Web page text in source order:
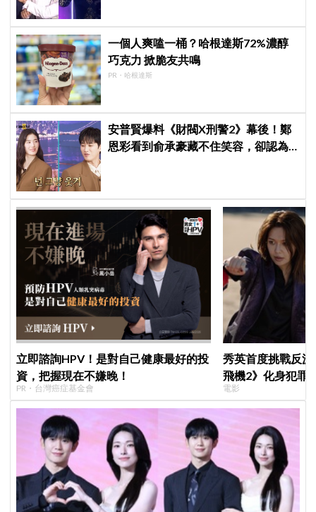
一個人爽嗑一桶？哈根達斯72%濃醇
巧克力 掀脆友共鳴
PR・哈根達斯
安普賢爆料《財閥X刑警2》幕後！鄭
恩彩看到俞承豪藏不住笑容，卻認為
立即諮詢HPV！是對自己健康最好的投
資，把握現在不嫌晚！
PR・台灣癌症基金會
秀英首度挑戰反
飛機2》化身犯罪
電影